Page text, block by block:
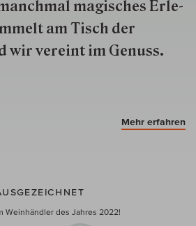
ma­gisch­es Er­le­
am Tisch der
wir ver­eint im Genuss.
Mehr erfahren
Weinhändler des Jahres 2022!